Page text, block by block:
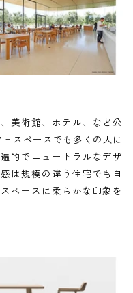
美術館、ホテル、など公
スペースでも多くの人に
的でニュートラルなデザ
は規模の違う住宅でも自
ペースに柔らかな印象を